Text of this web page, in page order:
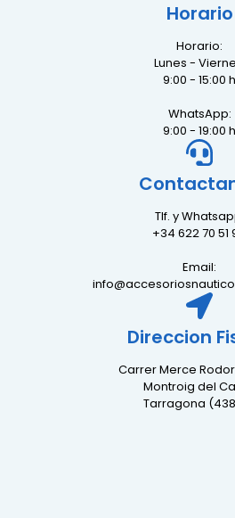
Horario
Horario:
Lunes -
9:00 - 15:00 h
WhatsApp:
9:00 - 19:00 h
Tlf. y
+34 622 70 51
Email:
Direccion
Carrer Merce
Montroig del
Tarragona